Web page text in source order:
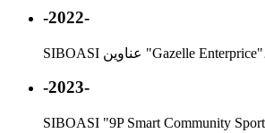
-2022-
-2023-